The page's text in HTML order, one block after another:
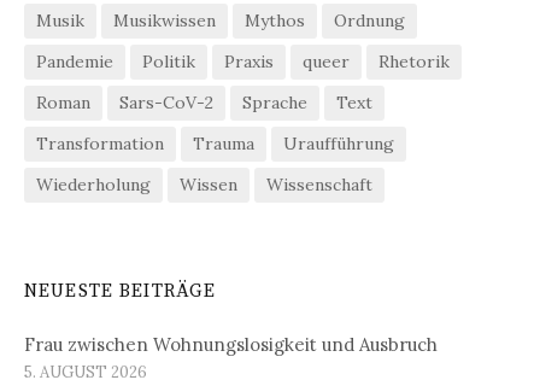
Musik
Musikwissen Mythos
Ordnung
Pandemie
Politik Praxis queer
Rhetorik
Roman
Sars-CoV-2 Sprache
Text
Transformation
Trauma
Uraufführung
Wiederholung
Wissen Wissenschaft
NEUESTE BEITRÄGE
Frau zwischen Wohnungslosigkeit und Ausbruch
5. AUGUST 2026